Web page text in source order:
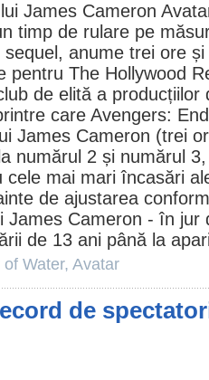
lui James Cameron
timp de rulare pe
sequel, anume trei ore
pentru The Hollywood
de elită a producțiilor
care Avengers:
James Cameron (trei
numărul 2 și numărul
cele mai mari încasări
de ajustarea
James Cameron - în
de 13 ani până la
Water, Avatar
de